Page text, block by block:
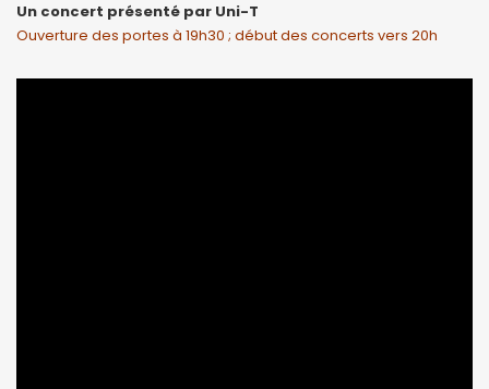
Un concert présenté par Uni-T
Ouverture des portes à 19h30 ; début des concerts vers 20h